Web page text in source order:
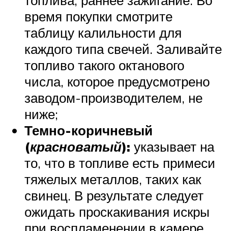
время покупки смотрите
таблицу калильности для
каждого типа свечей. Заливайте
топливо такого октанового
числа, которое предусмотрено
заводом-производителем, не
ниже;
Темно-коричневый
(красноватый): указывает на
то, что в топливе есть примеси
тяжелых металлов, таких как
свинец. В результате следует
ожидать проскакивания искры